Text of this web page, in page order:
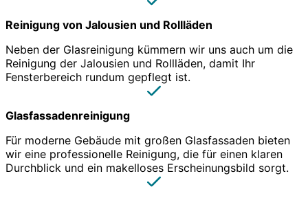
Reinigung von Jalousien und Rollläden
Neben der Glasreinigung kümmern wir uns auch um die
Reinigung der Jalousien und Rollläden, damit Ihr
Fensterbereich rundum gepflegt ist.
Glasfassadenreinigung
Für moderne Gebäude mit großen Glasfassaden bieten
wir eine professionelle Reinigung, die für einen klaren
Durchblick und ein makelloses Erscheinungsbild sorgt.